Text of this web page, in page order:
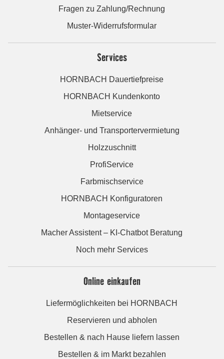
Fragen zu Zahlung/Rechnung
Muster-Widerrufsformular
Services
HORNBACH Dauertiefpreise
HORNBACH Kundenkonto
Mietservice
Anhänger- und Transportervermietung
Holzzuschnitt
ProfiService
Farbmischservice
HORNBACH Konfiguratoren
Montageservice
Macher Assistent – KI-Chatbot Beratung
Noch mehr Services
Online einkaufen
Liefermöglichkeiten bei HORNBACH
Reservieren und abholen
Bestellen & nach Hause liefern lassen
Bestellen & im Markt bezahlen